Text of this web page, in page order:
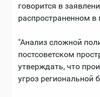
говорится в
распространенном в
"Анализ сложной
постсоветском
утверждать, что
угроз региональной